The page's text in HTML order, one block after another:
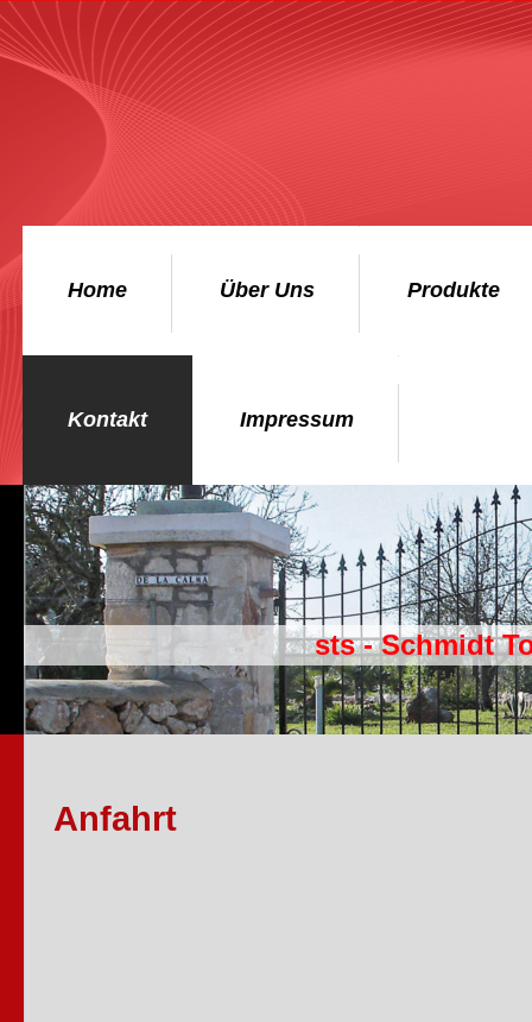
Home Über Uns Produkte
Kontakt Impressum
sts - Schmidt
Anfahrt